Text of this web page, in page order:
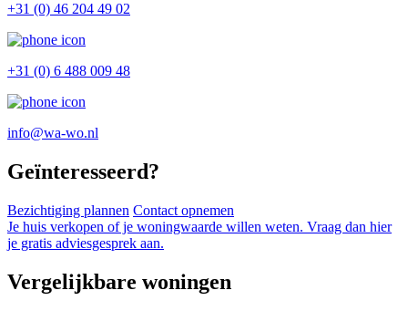
+31 (0) 46 204 49 02
+31 (0) 6 488 009 48
info@wa-wo.nl
Geïnteresseerd?
Bezichtiging plannen Contact opnemen
Je huis verkopen of je woningwaarde willen weten. Vraag dan hier
je gratis adviesgesprek aan.
Vergelijkbare woningen